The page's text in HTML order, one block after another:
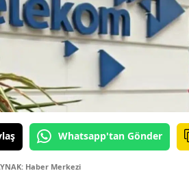
Whatsapp'tan Gönder
Haber Merkezi